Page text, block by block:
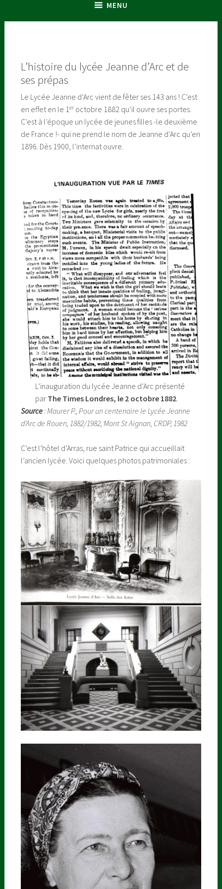
MENU
L’histoire du lycée Jeanne d’Arc et de
ses prépas
Le Lycée Jeanne d’Arc vient de fêter ses 143 ans ! C’est
en effet en le 1eroctobre 1882 qu’il ouvre ses portes.
C’est à l’époque un lycée de jeunes filles -le deuxième
de France !- qui ne prend le nom de Jeanne d’Arc qu’en
1896. Dès 1900, l’internat ouvre.
L’inauguration du lycée Jeanne d’Arc présenté
par The Times Londres, le 2 octobre 1882
Source: Maurer P., Pour un centenaire le Lycée Jeanne
d’Arc de Rouen, 1882/1982, Mont St Aignan, CRDP, 1982
C’est l’hôtel d’Arras, rue saint Patrice qui accueillait
l’ancien lycée. Voici quelques photos patrimoniales :